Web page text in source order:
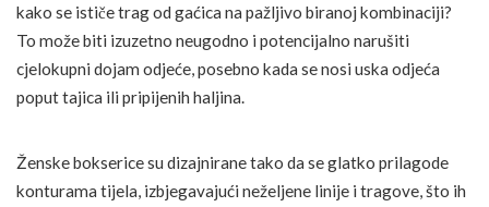
kako se ističe trag od gaćica na pažljivo biranoj kombinaciji?
To može biti izuzetno neugodno i potencijalno narušiti
cjelokupni dojam odjeće, posebno kada se nosi uska odjeća
poput tajica ili pripijenih haljina.
Ženske bokserice su dizajnirane tako da se glatko prilagode
konturama tijela, izbjegavajući neželjene linije i tragove, što ih